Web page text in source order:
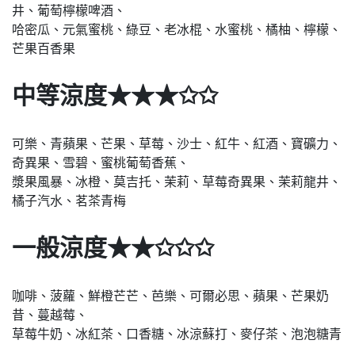
井、葡萄檸檬啤酒、
哈密瓜、元氣蜜桃、綠豆、老冰棍、水蜜桃、橘柚、檸檬、
芒果百香果
中等涼度★★★✩✩
可樂、青蘋果、芒果、草莓、沙士、紅牛、紅酒、寶礦力、
奇異果、雪碧、蜜桃葡萄香蕉、
漿果風暴、冰橙、莫吉托、茉莉、草莓奇異果、茉莉龍井、
橘子汽水、茗茶青梅
一般涼度★★✩✩✩
咖啡、菠蘿、鮮橙芒芒、芭樂、可爾必思、蘋果、芒果奶
昔、蔓越莓、
草莓牛奶、冰紅茶、口香糖、冰涼蘇打、麥仔茶、泡泡糖青